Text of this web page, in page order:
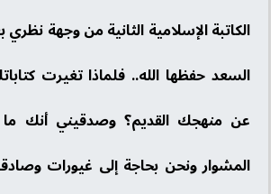
الكاتبة الإسلامية الثانية من وجهة نظري
السعد حفظها الله.. فلماذا تغيرت
عن منهجك القديم؟ وصدقيني أنك
المشوار ونحن بحاجة إلى غيورات